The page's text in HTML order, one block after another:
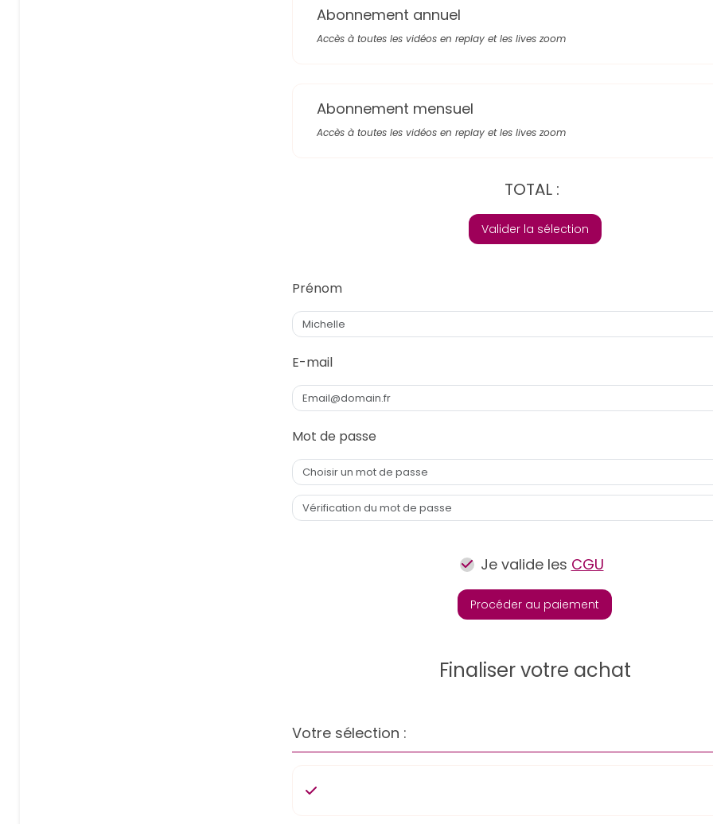
Abonnement annuel
Accès à toutes les vidéos en replay et les lives zoom
Abonnement mensuel
Accès à toutes les vidéos en replay et les lives zoom
TOTAL :
Valider la sélection
Prénom
E-mail
Mot de passe
Je valide les CGU
Procéder au paiement
Finaliser votre achat
Votre sélection :